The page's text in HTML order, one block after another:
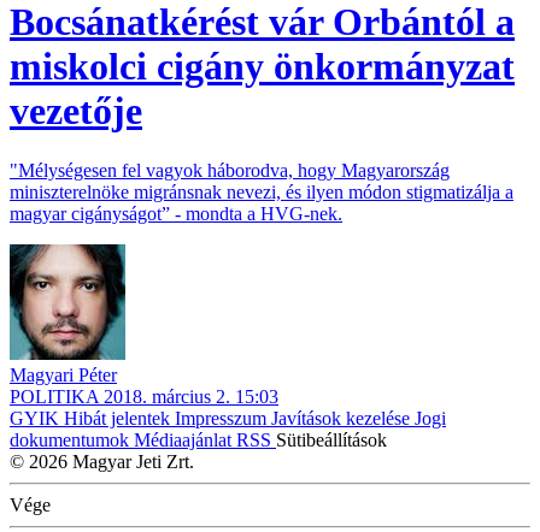
Bocsánatkérést vár Orbántól a
miskolci cigány önkormányzat
vezetője
"Mélységesen fel vagyok háborodva, hogy Magyarország
miniszterelnöke migránsnak nevezi, és ilyen módon stigmatizálja a
magyar cigányságot” - mondta a HVG-nek.
Magyari Péter
POLITIKA 2018. március 2. 15:03
GYIK Hibát jelentek Impresszum Javítások kezelése Jogi
dokumentumok Médiaajánlat RSS Sütibeállítások
© 2026 Magyar Jeti Zrt.
Vége